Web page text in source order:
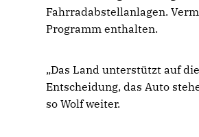
Fahrradabstellanlagen.
Programm enthalten.
Das Land unterstützt auf
Entscheidung, das Auto
so Wolf weiter.